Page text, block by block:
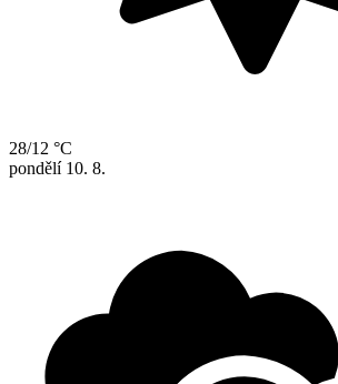
28/12 °C
pondělí 10. 8.